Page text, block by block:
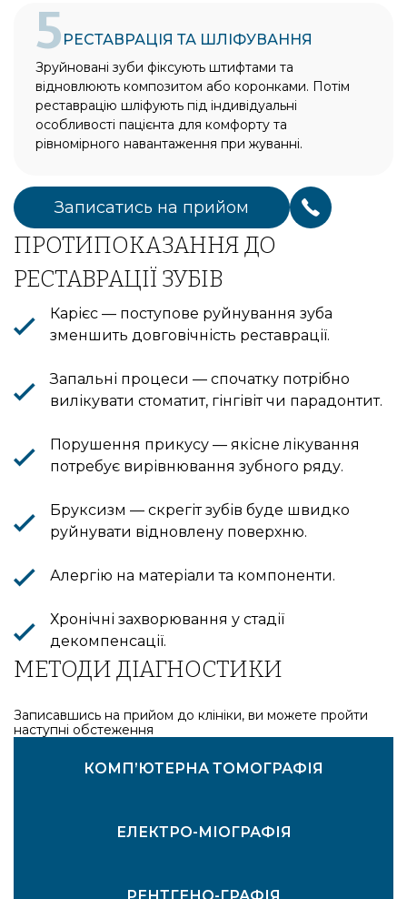
5 РЕСТАВРАЦІЯ ТА ШЛІФУВАННЯ
Зруйновані зуби фіксують штифтами та
відновлюють композитом або коронками. Потім
реставрацію шліфують під індивідуальні
особливості пацієнта для комфорту та
рівномірного навантаження при жуванні.
Записатись на прийом
ПРОТИПОКАЗАННЯ ДО
РЕСТАВРАЦІЇ ЗУБІВ
Карієс — поступове руйнування зуба
зменшить довговічність реставрації.
Запальні процеси — спочатку потрібно
вилікувати стоматит, гінгівіт чи парадонтит.
Порушення прикусу — якісне лікування
потребує вирівнювання зубного ряду.
Бруксизм — скрегіт зубів буде швидко
руйнувати відновлену поверхню.
Алергію на матеріали та компоненти.
Хронічні захворювання у стадії
декомпенсації.
МЕТОДИ ДІАГНОСТИКИ
Записавшись на прийом до клініки, ви можете пройти
наступні обстеження
КОМП’ЮТЕРНА ТОМОГРАФІЯ
ЕЛЕКТРО-МІОГРАФІЯ